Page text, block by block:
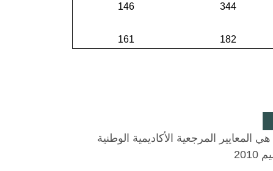
344
146
182
161
المعايير المرجعية الأكاديمية الوطنية